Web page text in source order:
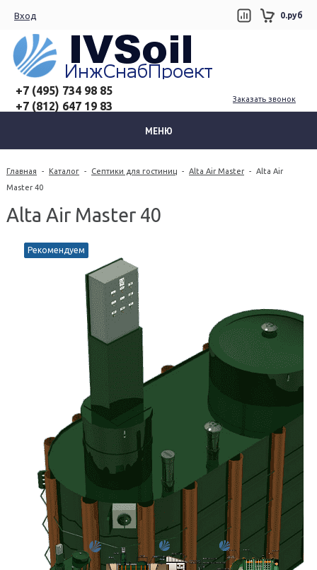
Вход 0.руб
+7 (495) 734 98 85
+7 (812) 647 19 83
Заказать звонок
МЕНЮ
Главная - Каталог - Септики для гостиниц - Alta Air Master - Alta Air
Master 40
Alta Air Master 40
Рекомендуем